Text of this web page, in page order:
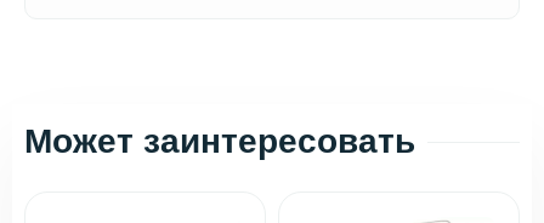
Может заинтересовать